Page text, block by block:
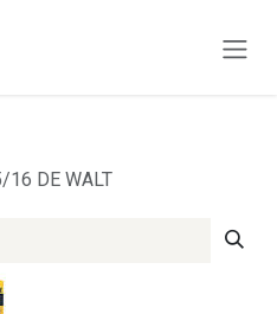
16 DE WALT